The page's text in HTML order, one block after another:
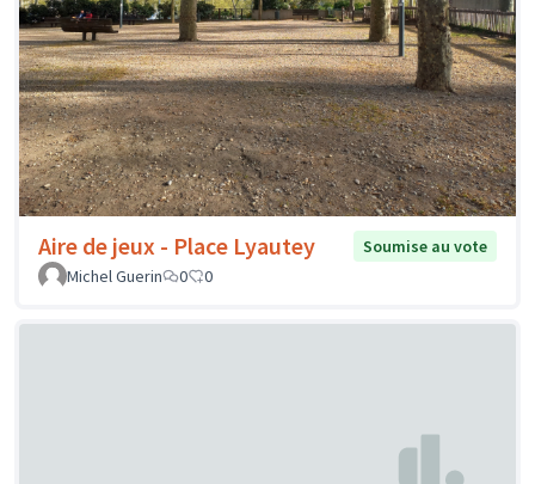
Aire de jeux - Place Lyautey
Soumise au vote
Michel Guerin
0 0